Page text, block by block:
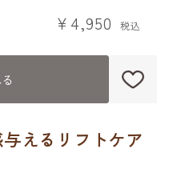
￥4,950
えるリフトケア